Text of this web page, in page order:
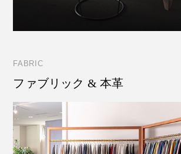
FABRIC
ファブリック & 本革